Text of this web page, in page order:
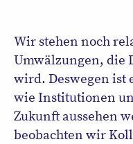
Wir stehen noch
Umwälzungen, die
wird. Deswegen ist
wie Institutionen
Zukunft aussehen
beobachten wir